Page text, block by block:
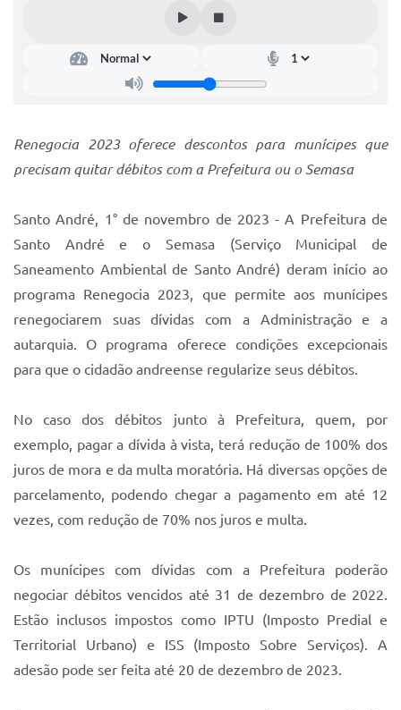
Legislação
Lei de acesso à informação
Mobilidade Urbana Sustentável
Parque Escola
Portal da Educação
Quadra Fiscal
SIC
Autarquias
Renegocia 2023 oferece descontos para munícipes que
precisam quitar débitos com a Prefeitura ou o Semasa
Santo André, 1° de novembro de 2023 - A Prefeitura de
Santo André e o Semasa (Serviço Municipal de
Saneamento Ambiental de Santo André) deram início ao
programa Renegocia 2023, que permite aos munícipes
renegociarem suas dívidas com a Administração e a
autarquia. O programa oferece condições excepcionais
para que o cidadão andreense regularize seus débitos.
No caso dos débitos junto à Prefeitura, quem, por
exemplo, pagar a dívida à vista, terá redução de 100% dos
juros de mora e da multa moratória. Há diversas opções de
parcelamento, podendo chegar a pagamento em até 12
vezes, com redução de 70% nos juros e multa.
Os munícipes com dívidas com a Prefeitura poderão
negociar débitos vencidos até 31 de dezembro de 2022.
Estão inclusos impostos como IPTU (Imposto Predial e
Territorial Urbano) e ISS (Imposto Sobre Serviços). A
adesão pode ser feita até 20 de dezembro de 2023.